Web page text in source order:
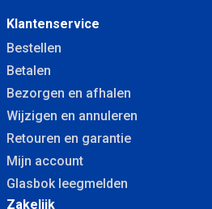
Klantenservice
Bestellen
Betalen
Bezorgen en afhalen
Wijzigen en annuleren
Retouren en garantie
Mijn account
Glasbok leegmelden
Zakelijk